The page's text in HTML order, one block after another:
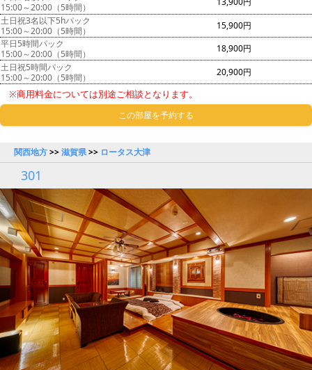
15:00～20:00（5時間）
土日祝3名以下5hパック
15:00～20:00（5時間）
15,900円
平日5時間パック
15:00～20:00（5時間）
18,900円
土日祝5時間パック
15:00～20:00（5時間）
20,900円
※商用料金については別途ご相談となります。
この部屋を予約する
関西地方>>滋賀県>> ロータス大津
301